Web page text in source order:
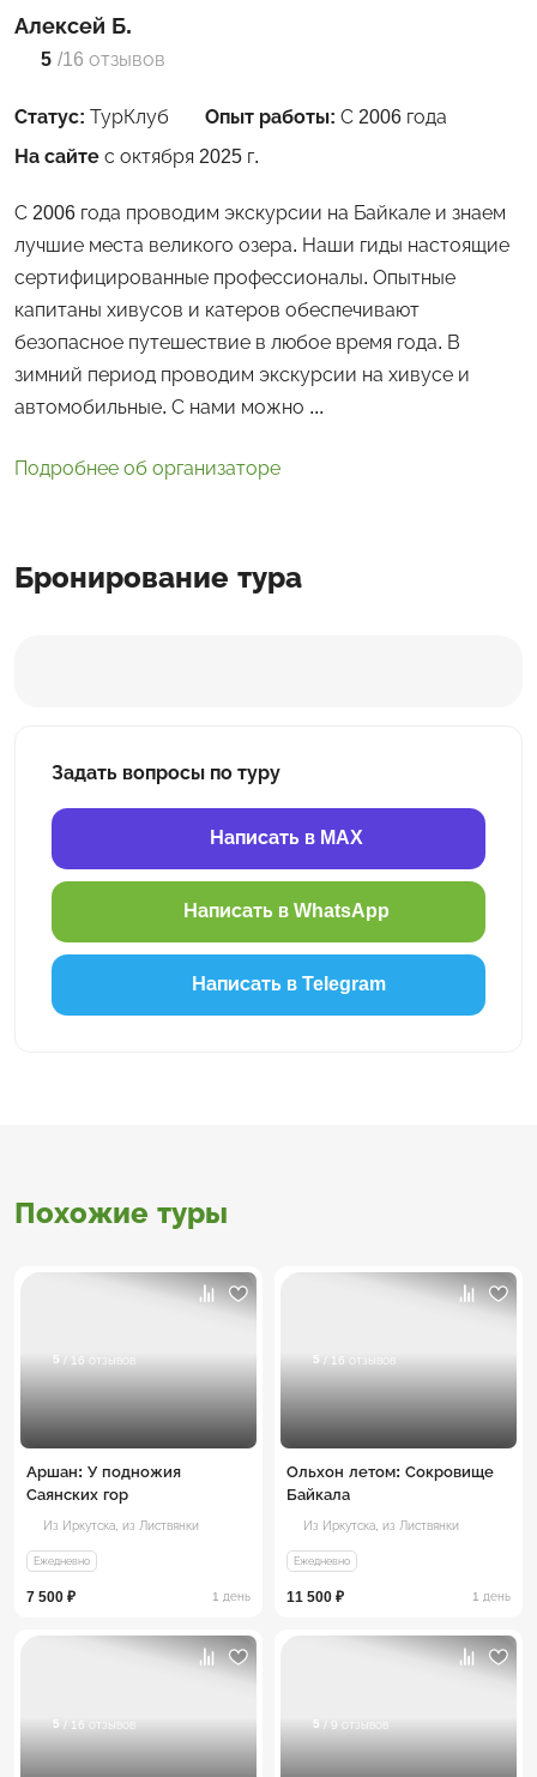
Алексей Б.
5 /16 отзывов
Статус: ТурКлуб Опыт работы: С 2006 года
На сайте с октября 2025 г.
С 2006 года проводим экскурсии на Байкале и знаем
лучшие места великого озера. Наши гиды настоящие
сертифицированные профессионалы. Опытные
капитаны хивусов и катеров обеспечивают
безопасное путешествие в любое время года. В
зимний период проводим экскурсии на хивусе и
автомобильные. С нами можно ...
Подробнее об организаторе
Бронирование тура
Задать вопросы по туру
Написать в MAX
Написать в WhatsApp
Написать в Telegram
Похожие туры
5 / 16 отзывов
Аршан: У подножия
Саянских гор
Из Иркутска, из Листвянки
Ежедневно
7 500 ₽ 1 день
5 / 16 отзывов
Ольхон летом: Сокровище
Байкала
Из Иркутска, из Листвянки
Ежедневно
11 500 ₽ 1 день
5 / 16 отзывов 5 / 9 отзывов